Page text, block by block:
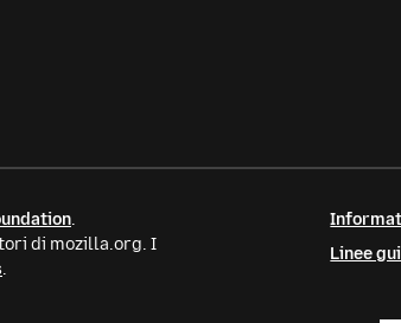
.
di mozilla.org. I
.
Linee